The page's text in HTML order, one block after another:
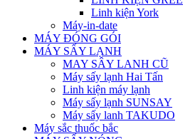
Linh kiện York
Máy-in-date
MÁY ĐÓNG GÓI
MÁY SẤY LẠNH
MAY SÂY LANH CŨ
Máy sấy lạnh Hai Tấn
Linh kiện máy lạnh
Máy sấy lạnh SUNSAY
Máy sấy lanh TAKUDO
Máy sắc thuốc bắc